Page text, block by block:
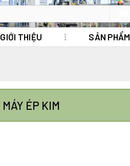
GIỚI THIỆU SẢN PHẨM
MÁY ÉP KIM